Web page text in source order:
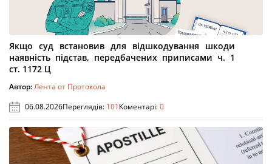
Якщо суд встановив для відшкодування шкоди
наявність підстав, передбачених приписами ч. 1
ст. 1172 Ц
Автор:Лента от Протокола
06.08.2026Переглядів: 101Коментарі:0